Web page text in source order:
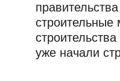
уже начали